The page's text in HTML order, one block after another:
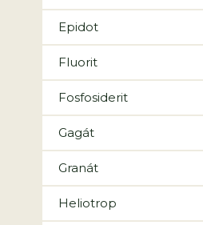
Epidot
Fluorit
Fosfosiderit
Gagát
Granát
Heliotrop